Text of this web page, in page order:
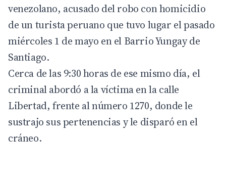
venezolano, acusado del robo con homicidio
de un turista peruano que tuvo lugar el pasado
miércoles 1 de mayo en el Barrio Yungay de
Santiago.
Cerca de las 9:30 horas de ese mismo día, el
criminal abordó a la víctima en la calle
Libertad, frente al número 1270, donde le
sustrajo sus pertenencias y le disparó en el
cráneo.